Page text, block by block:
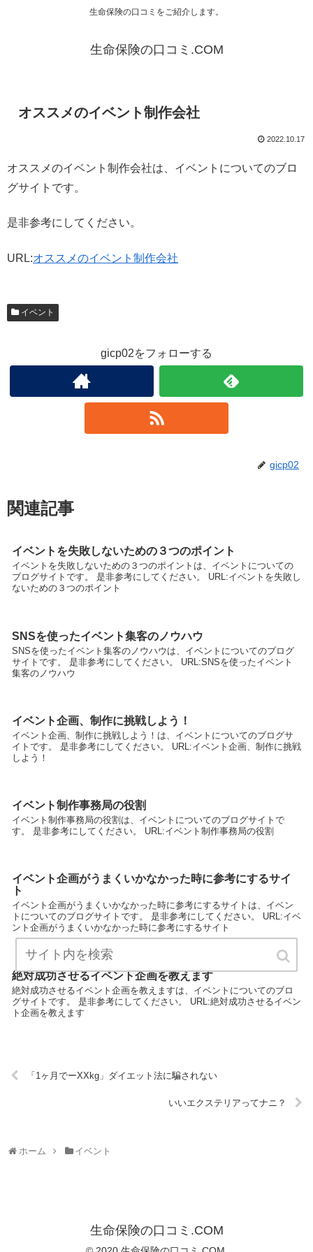
生命保険の口コミをご紹介します。
生命保険の口コミ.COM
オススメのイベント制作会社
2022.10.17
オススメのイベント制作会社は、イベントについてのブロ
グサイトです。
是非参考にしてください。
URL:オススメのイベント制作会社
イベント
gicp02をフォローする
gicp02
関連記事
イベントを失敗しないための３つのポイント
イベントを失敗しないための３つのポイントは、イベントについての
ブログサイトです。 是非参考にしてください。 URL:イベントを失敗し
ないための３つのポイント
SNSを使ったイベント集客のノウハウ
SNSを使ったイベント集客のノウハウは、イベントについてのブログ
サイトです。 是非参考にしてください。 URL:SNSを使ったイベント
集客のノウハウ
イベント企画、制作に挑戦しよう！
イベント企画、制作に挑戦しよう！は、イベントについてのブログサ
イトです。 是非参考にしてください。 URL:イベント企画、制作に挑戦
しよう！
イベント制作事務局の役割
イベント制作事務局の役割は、イベントについてのブログサイトで
す。 是非参考にしてください。 URL:イベント制作事務局の役割
イベント企画がうまくいかなかった時に参考にするサイ
ト
イベント企画がうまくいかなかった時に参考にするサイトは、イベン
トについてのブログサイトです。 是非参考にしてください。 URL:イベ
ント企画がうまくいかなかった時に参考にするサイト
絶対成功させるイベント企画を教えます
絶対成功させるイベント企画を教えますは、イベントについてのブロ
グサイトです。 是非参考にしてください。 URL:絶対成功させるイベン
ト企画を教えます
「1ヶ月でーXXkg」ダイエット法に騙されない
いいエクステリアってナニ？
ホーム イベント
生命保険の口コミ.COM